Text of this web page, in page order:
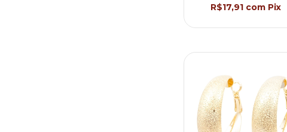
R$17,91 com Pix